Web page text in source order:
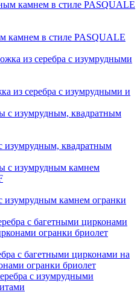
камнем в стиле PASQUALE
из серебра с изумрудными и
изумрудным, квадратным
изумрудным камнем огранки
с багетными цирконами на
огранки бриолет